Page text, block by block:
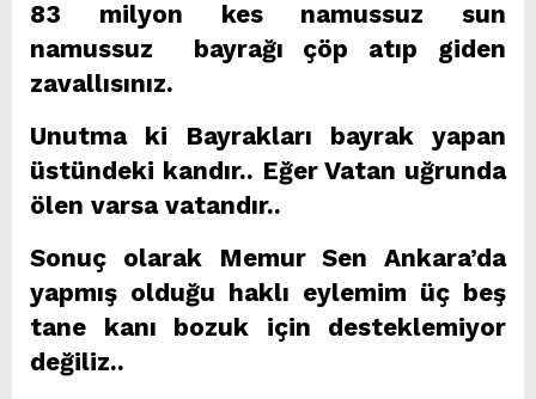
83 milyon kes namussuz sun
namussuz bayrağı çöp atıp giden
zavallısınız.
Unutma ki Bayrakları bayrak yapan
üstündeki kandır.. Eğer Vatan uğrunda
ölen varsa vatandır..
Sonuç olarak Memur Sen Ankara’da
yapmış olduğu haklı eylemim üç beş
tane kanı bozuk için desteklemiyor
değiliz..